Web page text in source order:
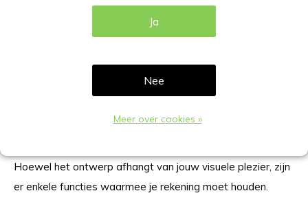
Hoe kies je de beste iPad-houder?
Als je besluit een ipad vloerstandaard aan te schaffen,
vraag je je vast af hoe je de beste iPad-houder kiest. Er
Hoewel het ontwerp afhangt van jouw visuele plezier, zijn
er enkele functies waarmee je rekening moet houden.
Ja
Nee
Meer over cookies »